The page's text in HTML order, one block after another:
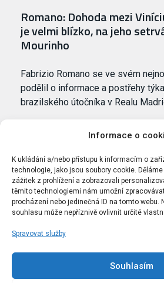
Informace o
K ukládání a/nebo přístupu k informacím o
technologie, jako jsou soubory cookie.
zážitek z prohlížení a zobrazovali
těmito technologiemi nám umožní
procházení nebo jedinečná ID na tomto webu.
souhlasu může nepříznivě ovlivnit určité
Spravovat služby
Souhlasím
Romano: Dohoda mezi
je velmi blízko, na jeho
Mourinho
Fabrizio Romano se ve svém
podělil o informace a postřehy
brazilského útočníka v Realu